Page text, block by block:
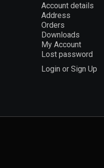
Account details
Address
Orders
Downloads
My Account
Lost password
Login or Sign Up